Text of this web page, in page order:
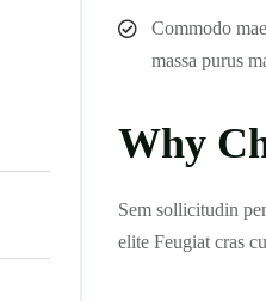
Commodo
massa purus
Why
Sem sollicitudin
elite Feugiat cras